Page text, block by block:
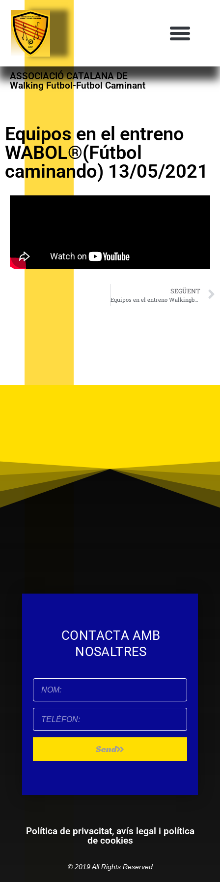
ASSOCIACIÓ CATALANA DE
Walking Futbol-Futbol Caminant
Equipos en el entreno
WABOL®(Fútbol
caminando) 13/05/2021
SEGÜENT
Equipos en el entreno Walkingbol®- WABOL®(Walking Futbol Union) 20-05-2021
CONTACTA AMB
NOSALTRES
Send
Política de privacitat, avís legal i política
de cookies
© 2019 All Rights Reserved